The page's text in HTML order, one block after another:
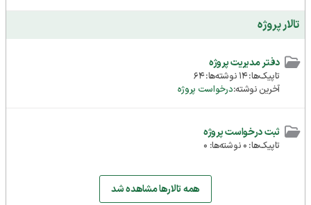
تالار پروژه
دفتر مدیریت پروژه
تاپیک‌ها: 14 نوشته‌ها: 64
آخرین نوشته:درخواست پروژه
ثبت درخواست پروژه
تاپیک‌ها: 0 نوشته‌ها: 0
همه تالارها مشاهده شد